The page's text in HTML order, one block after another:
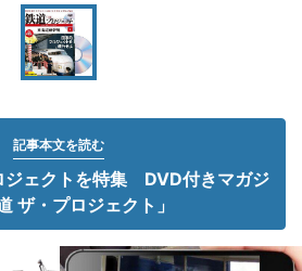
記事本文を読む
ジェクトを特集 DVD付きマガジ
ザ・プロジェクト」